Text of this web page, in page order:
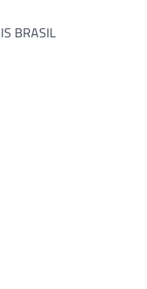
BRASIL